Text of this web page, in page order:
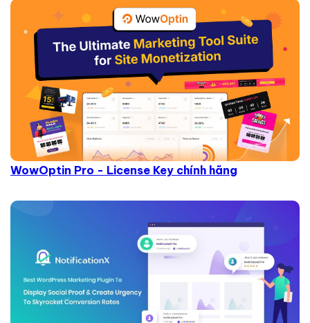
WowOptin Pro - License Key chính hãng